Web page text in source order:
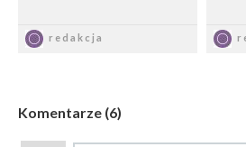
redakcja
Komentarze (6)